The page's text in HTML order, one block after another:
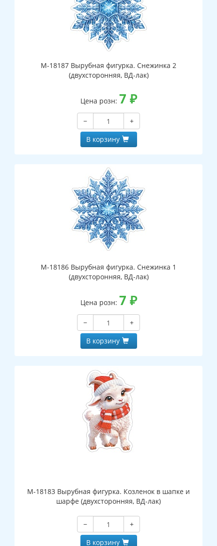
М-18187 Вырубная фигурка. Снежинка 2
(двухсторонняя, ВД-лак)
Цена розн: 7 ₽
−
+
В корзину
М-18186 Вырубная фигурка. Снежинка 1
(двухсторонняя, ВД-лак)
Цена розн: 7 ₽
−
+
В корзину
М-18183 Вырубная фигурка. Козленок в шапке и
шарфе (двухсторонняя, ВД-лак)
−
+
В корзину